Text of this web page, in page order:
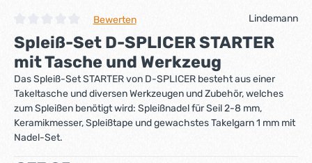
Durchschnittliche Bewertung von 0 von 5 Sternen
Bewerten Lindemann
Spleiß-Set D-SPLICER STARTER
mit Tasche und Werkzeug
Das Spleiß-Set STARTER von D-SPLICER besteht aus einer
Takeltasche und diversen Werkzeugen und Zubehör, welches
zum Spleißen benötigt wird: Spleißnadel für Seil 2-8 mm,
Keramikmesser, Spleißtape und gewachstes Takelgarn 1 mm mit
Nadel-Set.